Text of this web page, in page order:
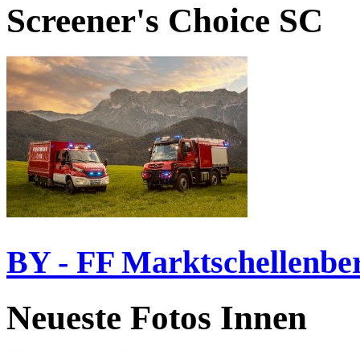
Screener's Choice SC
BY - FF
Neueste Fotos Innen